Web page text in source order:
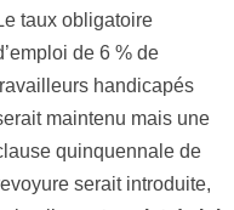
taux obligatoire
de 6 % de
handicapés
maintenu mais une
quinquennale de
serait introduite,